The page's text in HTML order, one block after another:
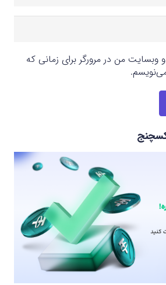
وبسایت من در مرورگر برای زمانی که